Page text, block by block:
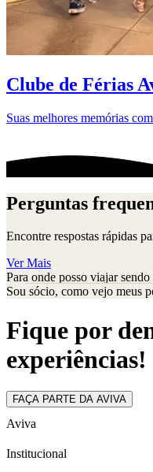
Clube de Férias
Suas melhores memórias
Perguntas
Encontre respostas rápidas
Ver Mais
Para onde posso viajar
Sou sócio, como vejo meus
Fique por
experiências!
FAÇA PARTE DA AVIVA
Aviva
Institucional